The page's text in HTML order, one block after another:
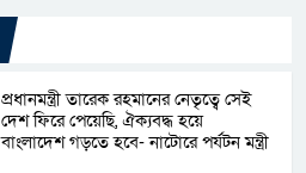
প্রধানমন্ত্রী তারেক রহমানের নেতৃত্বে সেই
দেশ ফিরে পেয়েছি, ঐক্যবদ্ধ হয়ে
বাংলাদেশ গড়তে হবে- নাটোরে পর্যটন মন্ত্রী